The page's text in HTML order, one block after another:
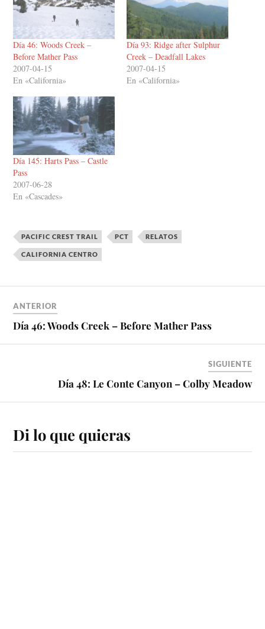
Día 46: Woods Creek –
Before Mather Pass
2007-04-15
En «California»
Día 93: Ridge after Sulphur
Creek – Deadfall Lakes
2007-04-15
En «California»
Día 145: Harts Pass – Castle
Pass
2007-06-28
En «Cascades»
PACIFIC CREST TRAIL PCT RELATOS
CALIFORNIA CENTRO
ANTERIOR
Día 46: Woods Creek – Before Mather Pass
SIGUIENTE
Día 48: Le Conte Canyon – Colby Meadow
Di lo que quieras